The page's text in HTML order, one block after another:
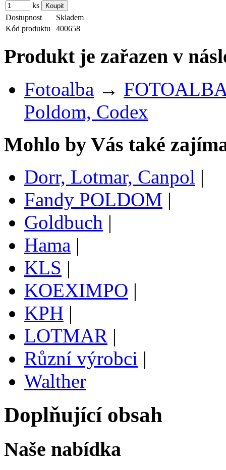
ks
Dostupnost
Skladem
Kód produktu
400658
Produkt je zařazen v
Fotoalba →
Poldom, Codex
Mohlo by Vás také
Dorr, Lotmar, Canpol |
Fandy POLDOM |
Goldbuch |
Hama |
KLS |
KOEXIMPO |
KPH |
LOTMAR |
Různí výrobci |
Walther
Doplňující obsah
Naše nabídka